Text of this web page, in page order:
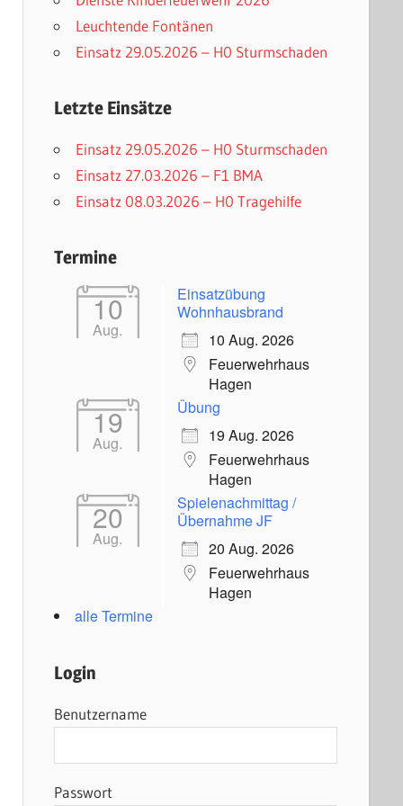
Leuchtende Fontänen
Einsatz 29.05.2026 – H0 Sturmschaden
Letzte Einsätze
Einsatz 29.05.2026 – H0 Sturmschaden
Einsatz 27.03.2026 – F1 BMA
Einsatz 08.03.2026 – H0 Tragehilfe
Termine
10
Aug.
Einsatzübung
Wohnhausbrand
10 Aug. 2026
Feuerwehrhaus
Hagen
19
Aug.
Übung
19 Aug. 2026
Feuerwehrhaus
Hagen
20
Aug.
Spielenachmittag /
Übernahme JF
20 Aug. 2026
Feuerwehrhaus
Hagen
alle Termine
Login
Benutzername
Passwort